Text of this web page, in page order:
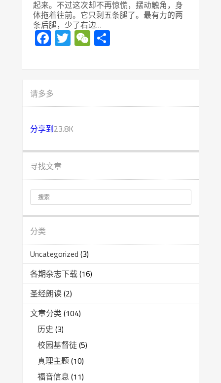
起来。不过这次却不再惊慌，摆动触角，身
体拖着往前。它只剩五条腿了。最有力的两
条后腿，少了右边…
Facebook
TwitterWeChat
请多多
分享到23.8K
寻找文章
分类
Uncategorized (3)
各期杂志下载(16)
圣经朗读(2)
文章分类 (104)
历史 (3)
校园基督徒(5)
真理主题(10)
福音信息 (11)